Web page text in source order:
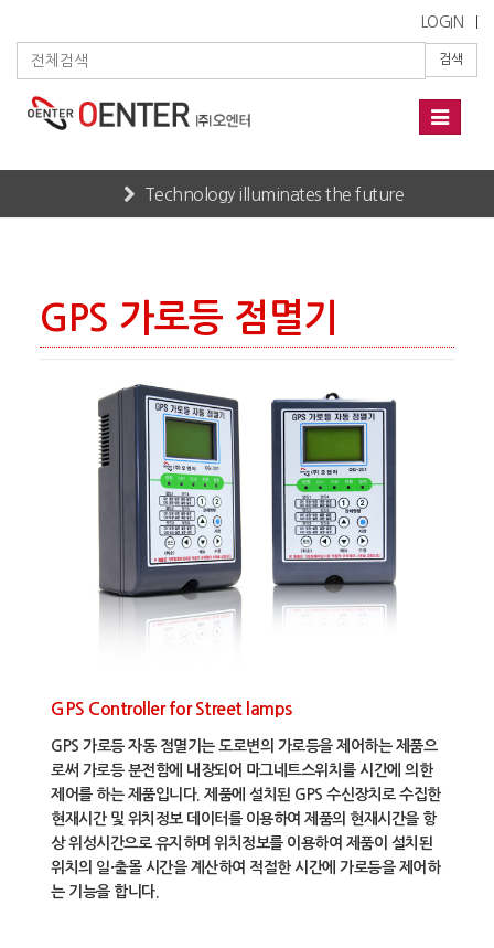
LOGIN
검색
Toggle
Technology illuminates the future
GPS 가로등 점멸기
GPS Controller for Street lamps
GPS 가로등 자동 점멸기는 도로변의 가로등을 제어하는 제품으
로써 가로등 분전함에 내장되어 마그네트스위치를 시간에 의한
제어를 하는 제품입니다. 제품에 설치된 GPS 수신장치로 수집한
현재시간 및 위치정보 데이터를 이용하여 제품의 현재시간을 항
상 위성시간으로 유지하며 위치정보를 이용하여 제품이 설치된
위치의 일·출몰 시간을 계산하여 적절한 시간에 가로등을 제어하
는 기능을 합니다.